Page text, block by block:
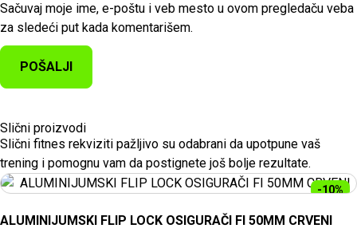
Sačuvaj moje ime, e-poštu i veb mesto u ovom pregledaču veba
za sledeći put kada komentarišem.
Slični proizvodi
Slični fitnes rekviziti pažljivo su odabrani da upotpune vaš
trening i pomognu vam da postignete još bolje rezultate.
-10%
ALUMINIJUMSKI FLIP LOCK OSIGURAČI FI 50MM CRVENI